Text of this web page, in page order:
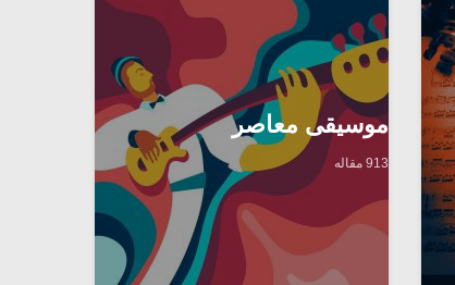
موسیقی معاصر
913 مقاله